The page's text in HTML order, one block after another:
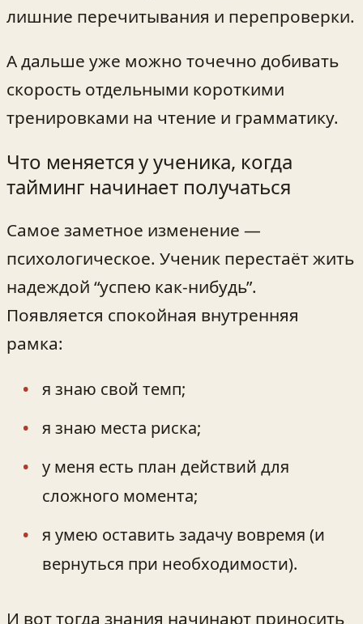
лишние перечитывания и перепроверки.
А дальше уже можно точечно добивать
скорость отдельными короткими
тренировками на чтение и грамматику.
Что меняется у ученика, когда
тайминг начинает получаться
Самое заметное изменение —
психологическое. Ученик перестаёт жить
надеждой “успею как-нибудь”.
Появляется спокойная внутренняя
рамка:
я знаю свой темп;
я знаю места риска;
у меня есть план действий для
сложного момента;
я умею оставить задачу вовремя (и
вернуться при необходимости).
И вот тогда знания начинают приносить